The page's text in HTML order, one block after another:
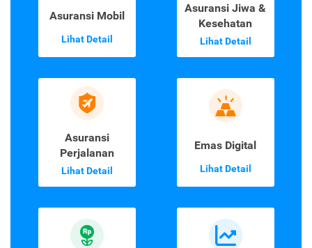
Asuransi Mobil
Lihat Detail
Asuransi Jiwa &
Kesehatan
Lihat Detail
Asuransi
Perjalanan
Lihat Detail
Emas Digital
Lihat Detail